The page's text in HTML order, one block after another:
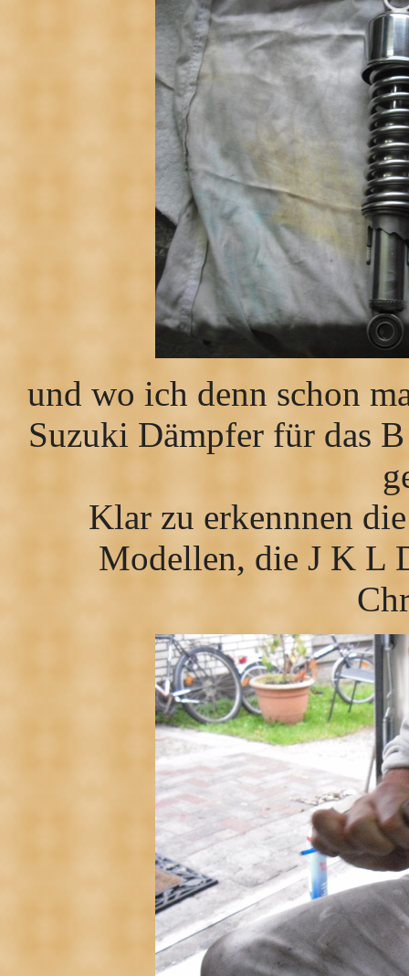
und wo ich denn schon
Suzuki Dämpfer für das
Klar zu erkennnen
Modellen, die J K L